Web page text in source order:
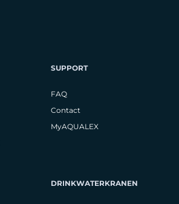
SUPPORT
FAQ
Contact
MyAQUALEX
DRINKWATERKRANEN